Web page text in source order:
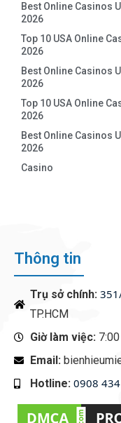
Best Online Casinos
2026
Top 10 USA Online
2026
Best Online Casinos
2026
Top 10 USA Online
2026
Best Online Casinos
2026
Casino
Thông tin
Trụ sở chính:
TP.HCM
Giờ làm việc:
Email:
Hotline: 0908